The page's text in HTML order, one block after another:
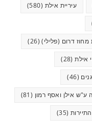
עיריית אילת (580)
מחוז דרום (פלילי)(26)
אילת(28)
(46)
אילן ואסף רמון (81)
(35)